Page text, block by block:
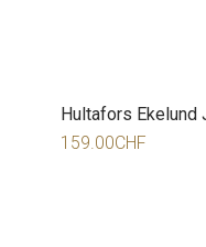
Hultafors Ekelund
159.00CHF